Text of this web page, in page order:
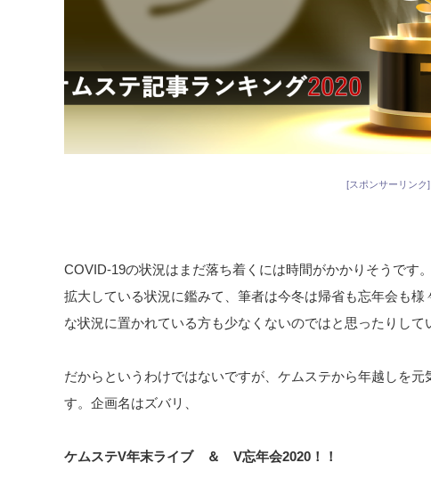
[スポンサーリンク]
COVID-19の状況はまだ落ち着くには時間がかかりそうです
拡大している状況に鑑みて、筆者は今冬は帰省も忘年会も様
な状況に置かれている方も少なくないのではと思ったりして
だからというわけではないですが、ケムステから年越しを
す。企画名はズバリ、
ケムステV年末ライブ ＆ V忘年会2020！！